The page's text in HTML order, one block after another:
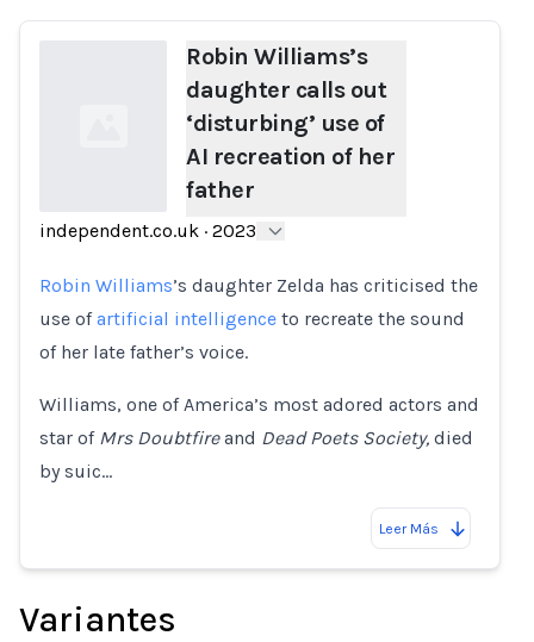
Robin Williams’s
daughter calls out
‘disturbing’ use of
AI recreation of her
father
independent.co.uk · 2023
Robin Williams’s daughter Zelda has criticised the
use ofartificial intelligence to recreate the sound
of her late father’s voice.
Williams, one of America’s most adored actors and
star of Mrs Doubtfireand Dead Poets Society, died
by suic…
Leer Más
Variantes